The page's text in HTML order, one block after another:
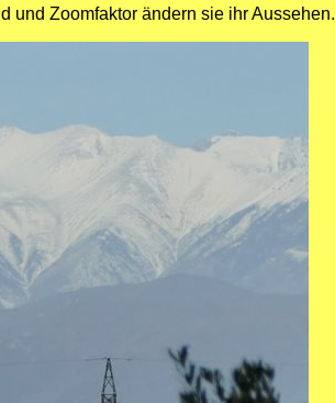
und Zoomfaktor ändern sie ihr Aussehen.